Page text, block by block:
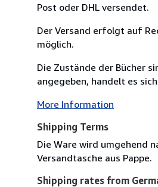
Post oder DHL versendet.
Der Versand erfolgt auf
möglich.
Die Zustände der Bücher
angegeben, handelt es
More Information
Shipping Terms
Die Ware wird umgehend
Versandtasche aus Pappe.
Shipping rates from